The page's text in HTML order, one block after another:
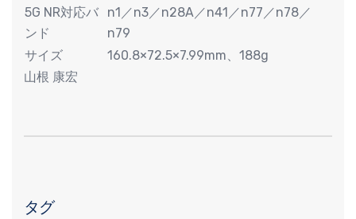
5G NR対応バ
ンド
n1／n3／n28A／n41／n77／n78／
n79
サイズ
160.8×72.5×7.99mm、188g
山根 康宏
タグ